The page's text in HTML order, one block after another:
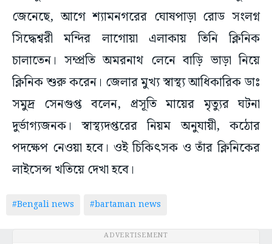
জেনেছে, আগে শ্যামনগরের ঘোষপাড়া রোড সংলগ্ন
সিদ্ধেশ্বরী মন্দির লাগোয়া এলাকায় তিনি ক্লিনিক
চালাতেন। সম্প্রতি অমরনাথ লেনে বাড়ি ভাড়া নিয়ে
ক্লিনিক শুরু করেন। জেলার মুখ্য স্বাস্থ্য আধিকারিক ডাঃ
সমুদ্র সেনগুপ্ত বলেন, প্রসূতি মায়ের মৃত্যুর ঘটনা
দুর্ভাগ্যজনক। স্বাস্থ্যদপ্তরের নিয়ম অনুযায়ী, কঠোর
পদক্ষেপ নেওয়া হবে। ওই চিকিৎসক ও তাঁর ক্লিনিকের
লাইসেন্স খতিয়ে দেখা হবে।
#Bengali news #bartaman news
ADVERTISEMENT